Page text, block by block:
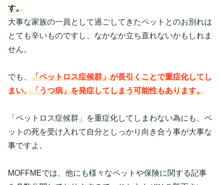
す。
大事な家族の一員として過ごしてきたペットとのお別れは
とても辛いものですし、なかなか立ち直れないかもしれま
せん。
でも、 「ペットロス症候群」が長引くことで重症化してし
まい、「うつ病」を発症してしまう可能性もあります。
「ペットロス症候群」を重症化してしまわない為にも、ペ
ットの死を受け入れて自分としっかり向き合う事が大事な
事ですよ。
MOFFMEでは、他にも様々なペットや保険に関する記事